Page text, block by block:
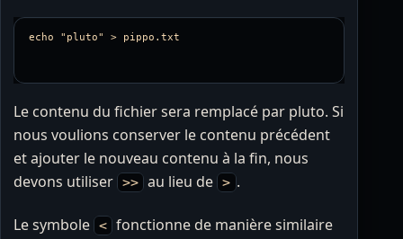
Le contenu du fichier sera remplacé par pluto. Si
nous voulions conserver le contenu précédent
et ajouter le nouveau contenu à la fin, nous
devons utiliser >> au lieu de > .
Le symbole < fonctionne de manière similaire